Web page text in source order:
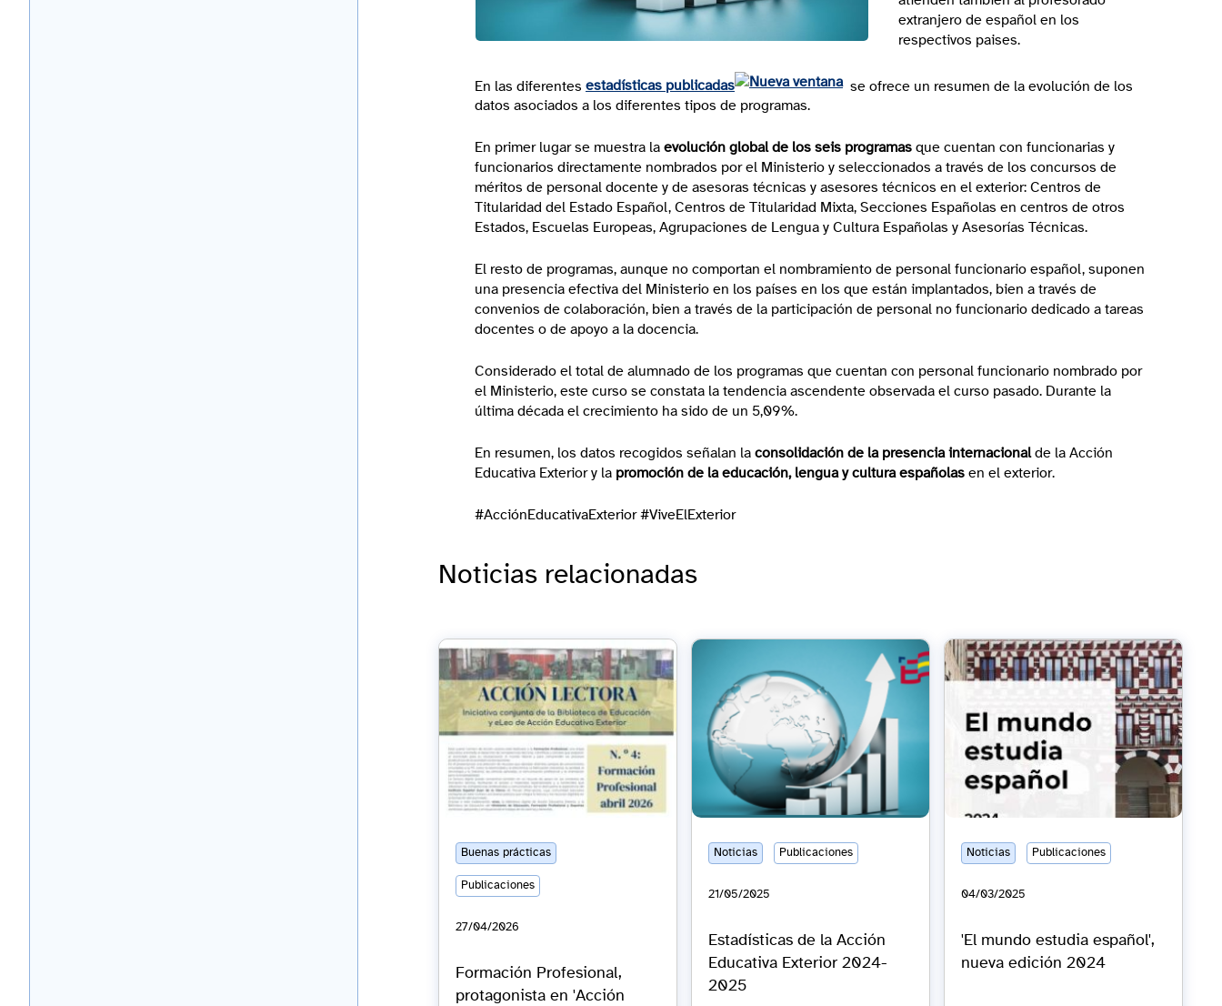
extranjero de español en los
respectivos paises.
En las diferentes estadísticas publicadas
se ofrece un resumen de la evolución de los
datos asociados a los diferentes tipos de programas.
En primer lugar se muestra la evolución global de los seis programas que cuentan con funcionarias y
funcionarios directamente nombrados por el Ministerio y seleccionados a través de los concursos de
méritos de personal docente y de asesoras técnicas y asesores técnicos en el exterior: Centros de
Titularidad del Estado Español, Centros de Titularidad Mixta, Secciones Españolas en centros de otros
Estados, Escuelas Europeas, Agrupaciones de Lengua y Cultura Españolas y Asesorías Técnicas.
El resto de programas, aunque no comportan el nombramiento de personal funcionario español, suponen
una presencia efectiva del Ministerio en los países en los que están implantados, bien a través de
convenios de colaboración, bien a través de la participación de personal no funcionario dedicado a tareas
docentes o de apoyo a la docencia.
Considerado el total de alumnado de los programas que cuentan con personal funcionario nombrado por
el Ministerio, este curso se constata la tendencia ascendente observada el curso pasado. Durante la
última década el crecimiento ha sido de un 5,09%.
En resumen, los datos recogidos señalan la consolidación de la presencia internacionalde la Acción
Educativa Exterior y la promoción de la educación, lengua y cultura españolas en el exterior.
#AcciónEducativaExterior #ViveElExterior
Noticias relacionadas
27/04/2026
Buenas prácticas
Publicaciones
Formación Profesional,
protagonista en 'Acción
21/05/2025
Noticias Publicaciones
Estadísticas de la Acción
Educativa Exterior 2024-
2025
04/03/2025
Noticias Publicaciones
'El mundo estudia español',
nueva edición 2024